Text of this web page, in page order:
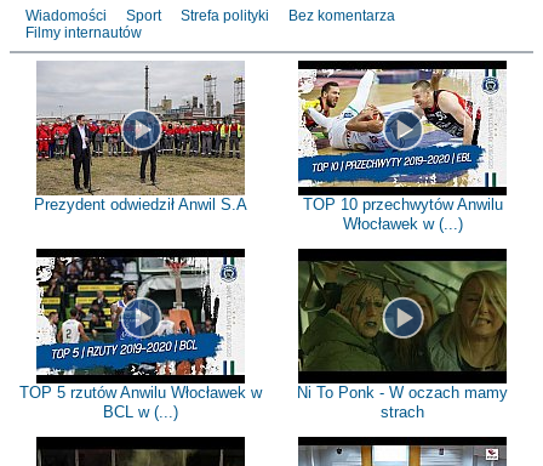
Wiadomości Sport Strefa polityki
Bez komentarza
Filmy internautów
Prezydent odwiedził Anwil S.A
TOP 10 przechwytów Anwilu
Włocławek w (...)
TOP 5 rzutów Anwilu Włocławek w
BCL w (...)
Ni To Ponk - W oczach mamy
strach